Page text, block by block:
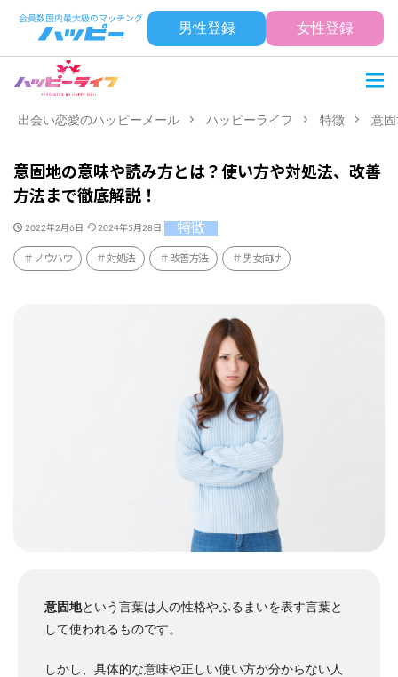
男性登録 女性登録
出会い恋愛のハッピーメール ハッピーライフ 特徴 意
意固地の意味や読み方とは？使い方や対処法、改善
方法まで徹底解説！
2022年2月6日 2024年5月28日 特徴
ノウハウ 対処法 改善方法 男女向け
意固地という言葉は人の性格やふるまいを表す言葉と
して使われるものです。
しかし、具体的な意味や正しい使い方が分からない人